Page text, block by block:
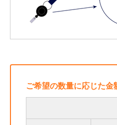
ご希望の数量に応じた